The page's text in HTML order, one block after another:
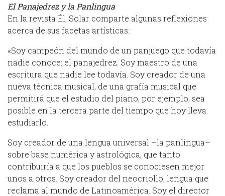
El Panajedrez y la Panlingua
En la revista Él, Solar comparte algunas reflexiones
acerca de sus facetas artísticas:
«Soy campeón del mundo de un panjuego que todavía
nadie conoce: el panajedrez. Soy maestro de una
escritura que nadie lee todavía. Soy creador de una
nueva técnica musical, de una grafía musical que
permitirá que el estudio del piano, por ejemplo, sea
posible en la tercera parte del tiempo que hoy lleva
estudiarlo.
Soy creador de una lengua universal –la panlingua–
sobre base numérica y astrológica, que tanto
contribuiría a que los pueblos se conociesen mejor
unos a otros. Soy creador del neocriollo, lengua que
reclama al mundo de Latinoamérica. Soy el director